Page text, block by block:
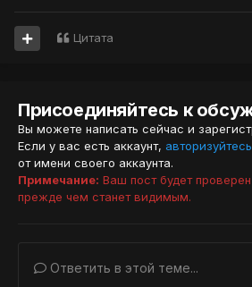
Цитата
Присоединяйтесь к
Вы можете написать сейчас и
Если у вас есть аккаунт, авторизуйтесь
от имени своего аккаунта.
Примечание: Ваш пост будет
прежде чем станет видимым.
Ответить в этой теме...